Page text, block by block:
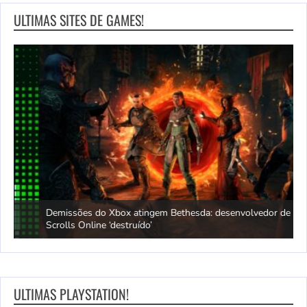
ULTIMAS SITES DE GAMES!
Demissões do Xbox atingem Bethesda: desenvolvedor de Elder
Scrolls Online ‘destruído’
ULTIMAS PLAYSTATION!